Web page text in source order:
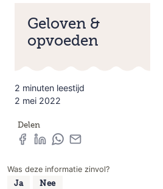
Geloven &
opvoeden
2 minuten leestijd
2 mei 2022
Delen
Was deze informatie zinvol?
Ja Nee